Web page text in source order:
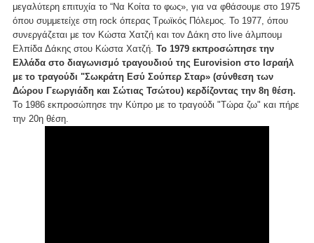
μεγαλύτερη επιτυχία το “Να Κοίτα το φως», για να φθάσουμε στο 1975
όπου συμμετείχε στη rock όπερας Τρωϊκός Πόλεμος. Το 1977, όπου
συνεργάζεται με τον Κώστα Χατζή και τον Δάκη στο live άλμπουμ
Ελπίδα Δάκης στου Κώστα Χατζή. Το 1979 εκπροσώπησε την
Ελλάδα στο διαγωνισμό τραγουδιού της Eurovision στο Ισραήλ
με το τραγούδι "Σωκράτη Εσύ Σούπερ Σταρ» (σύνθεση των
Δώρου Γεωργιάδη και Σώτιας Τσώτου) κερδίζοντας την 8η θέση.
Το 1986 εκπροσώπησε την Κύπρο με το τραγούδι "Τώρα ζω" και πήρε
την 20η θέση.